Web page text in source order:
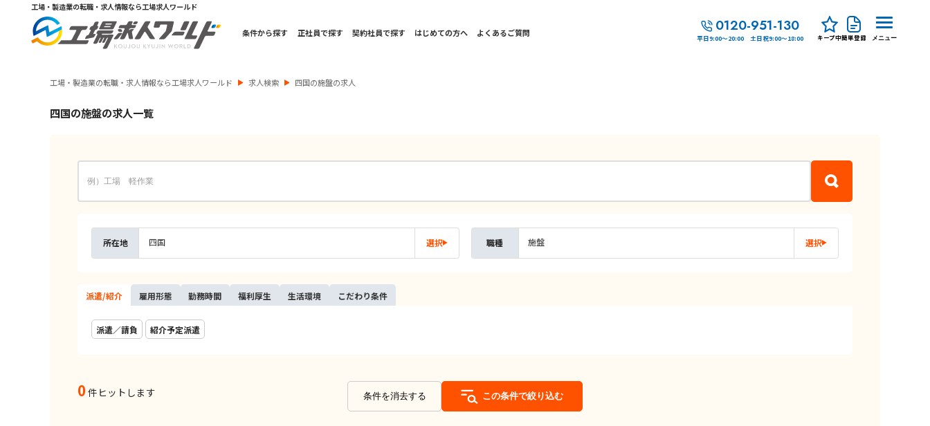
工場・製造業の転職・求人情報なら工場求人ワールド
条件から探す 正社員で探す 契約社員で探す はじめての方へ よくあるご質問 0120-951-130
平日9:00～20:00 土日祝9:00～18:00 キープ中簡単登録 メニュー
工場・製造業の転職・求人情報なら工場求人ワールド 求人検索 四国の施盤の求人
四国の施盤の求人一覧
所在地 四国 選択 職種 施盤 選択
派遣/紹介 雇用形態 勤務時間 福利厚生 生活環境 こだわり条件
派遣／請負 紹介予定派遣
0 件ヒットします 条件を消去する この条件で絞り込む